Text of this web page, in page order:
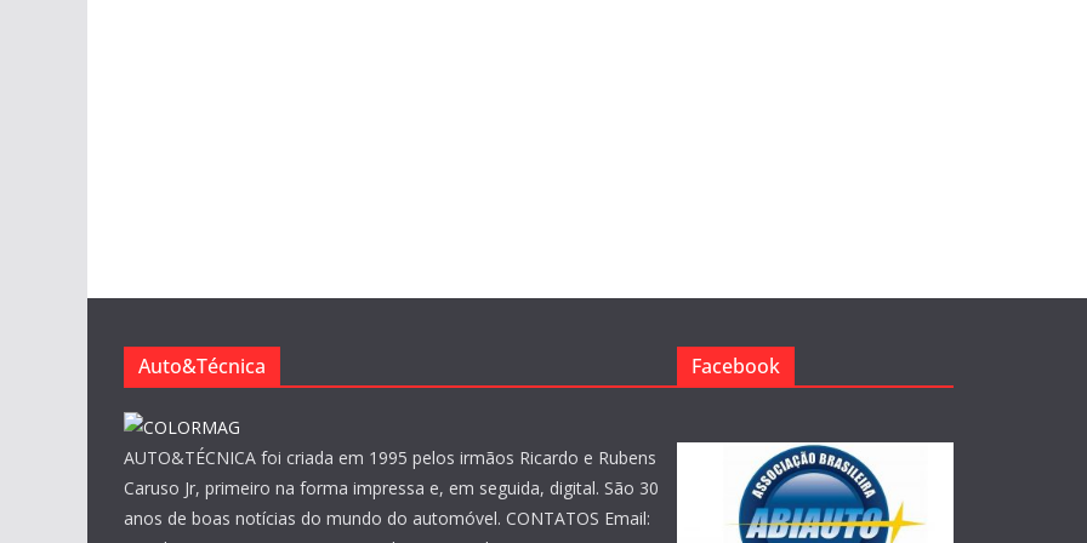
Auto&Técnica
AUTO&TÉCNICA foi criada em 1995 pelos irmãos Ricardo e Rubens
Caruso Jr, primeiro na forma impressa e, em seguida, digital. São 30
anos de boas notícias do mundo do automóvel. CONTATOS Email:
Facebook